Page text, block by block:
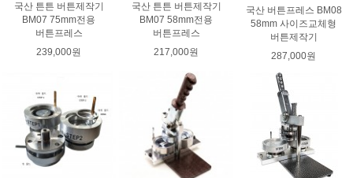
국산 튼튼 버튼제작기
BM07 75mm전용
버튼프레스
239,000원
국산 튼튼 버튼제작기
BM07 58mm전용
버튼프레스
217,000원
국산 버튼프레스 BM08
58mm 사이즈교체형
버튼제작기
287,000원